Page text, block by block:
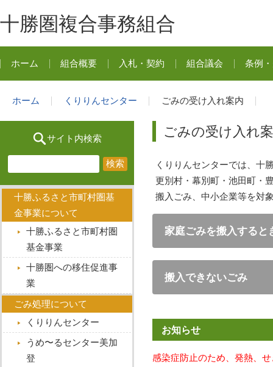
十勝圏複合事務組合
ホーム 組合概要 入札・契約 組合議会 条例
ホーム くりりんセンター ごみの受け入れ案内
サイト内検索
十勝ふるさと市町村圏基
金事業について
十勝ふるさと市町村圏
基金事業
十勝圏への移住促進事
業
ごみ処理について
くりりんセンター
うめ〜るセンター美加
登︎
ごみの受け入れ
くりりんセンターでは、十
更別村・幕別町・池田町・
搬入ごみ、中小企業等を対
家庭ごみを搬入すると
搬入できないごみ
お知らせ
感染症防止のため、発熱、